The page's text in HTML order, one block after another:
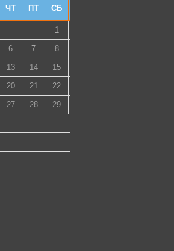
ЧТ ПТ СБ
1
6 7 8
13 14 15
20 21 22
27 28 29